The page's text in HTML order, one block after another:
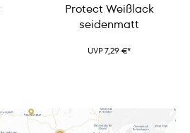
Protect Weißlack
seidenmatt
UVP 7,29 €*